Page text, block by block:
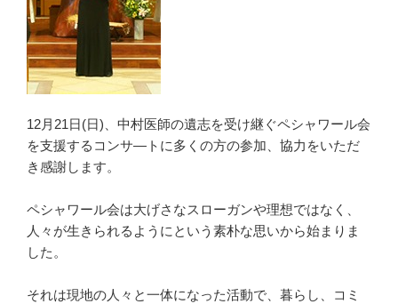
ざ
い
ま
す”
の
12月21日(日)、中村医師の遺志を受け継ぐペシャワール会
を支援するコンサ―トに多くの方の参加、協力をいただ
き感謝します。
ペシャワール会は大げさなスローガンや理想ではなく、
人々が生きられるようにという素朴な思いから始まりま
した。
それは現地の人々と一体になった活動で、暮らし、コミ